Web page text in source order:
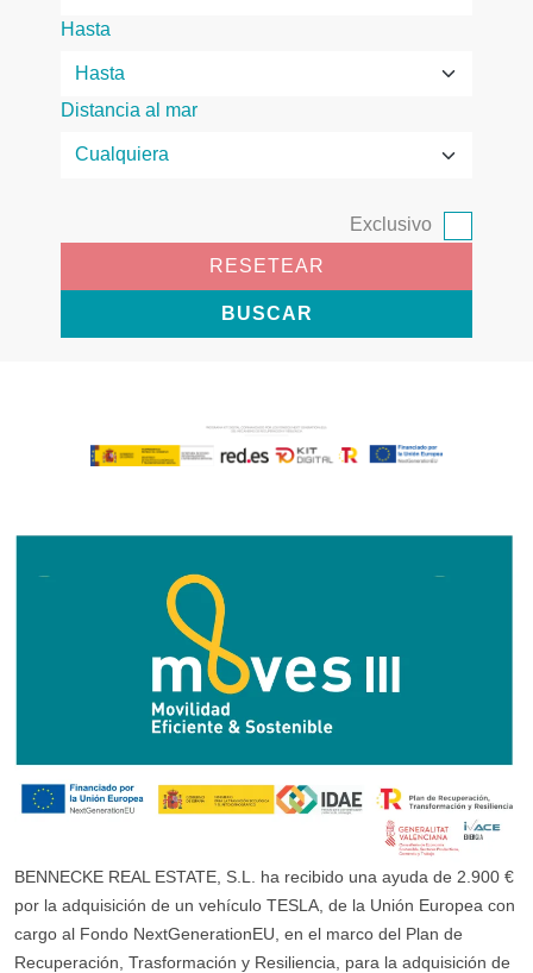
Hasta
Distancia al mar
Exclusivo
RESETEAR
BUSCAR
BENNECKE REAL ESTATE, S.L. ha recibido una ayuda de 2.900 €
por la adquisición de un vehículo TESLA, de la Unión Europea con
cargo al Fondo NextGenerationEU, en el marco del Plan de
Recuperación, Trasformación y Resiliencia, para la adquisición de